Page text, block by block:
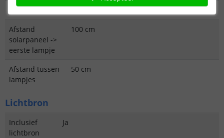
Afstand
solarpaneel ->
eerste lampje
100 cm
Afstand tussen
lampjes
50 cm
Lichtbron
Inclusief
lichtbron
Ja